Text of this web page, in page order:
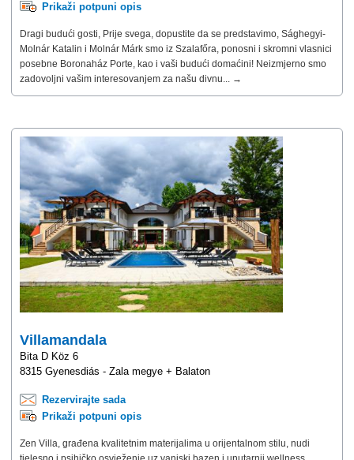
Prikaži potpuni opis
Dragi budući gosti, Prije svega, dopustite da se predstavimo, Sághegyi-
Molnár Katalin i Molnár Márk smo iz Szalafőra, ponosni i skromni vlasnici
posebne Boronaház Porte, kao i vaši budući domaćini! Neizmjerno smo
zadovoljni vašim interesovanjem za našu divnu... →
Villamandala
Bita D Köz 6
8315 Gyenesdiás - Zala megye + Balaton
Rezervirajte sada
Prikaži potpuni opis
Zen Villa, građena kvalitetnim materijalima u orijentalnom stilu, nudi